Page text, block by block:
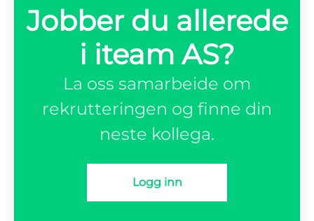
Jobber du allerede
i iteam AS?
La oss samarbeide om
rekrutteringen og finne din
neste kollega.
Logg inn